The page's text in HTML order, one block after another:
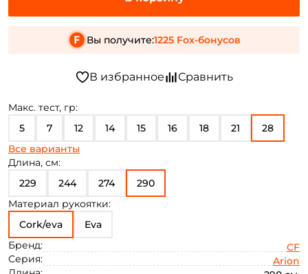
Макс. тест, гр:
5
7 12 14 15 16 18 21 28
35 45
Все варианты
Длина, см:
229
244 274
290
Материал рукоятки:
Cork/eva
Eva
Бренд:
CF
Серия:
Arion
Вы получите:1225 Fox-бонусов